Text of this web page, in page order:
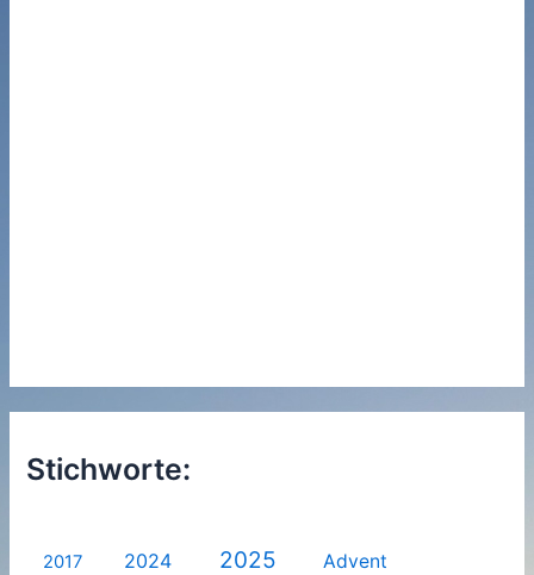
Stichworte:
2017 2024 2025 Advent